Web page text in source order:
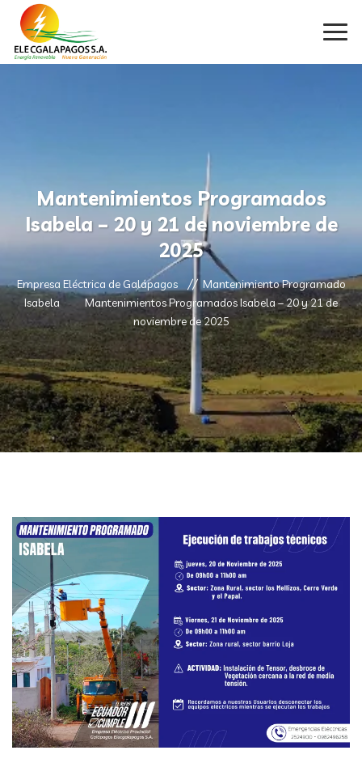
Mantenimientos Programados
Isabela – 20 y 21 de noviembre de
2025
Empresa Eléctrica de Galápagos
Mantenimiento Programado
Isabela
Mantenimientos Programados Isabela – 20 y 21 de
noviembre de 2025